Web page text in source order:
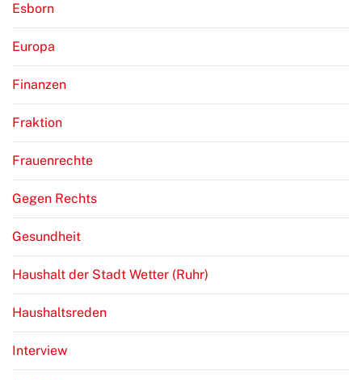
Esborn
Europa
Finanzen
Fraktion
Frauenrechte
Gegen Rechts
Gesundheit
Haushalt der Stadt Wetter (Ruhr)
Haushaltsreden
Interview